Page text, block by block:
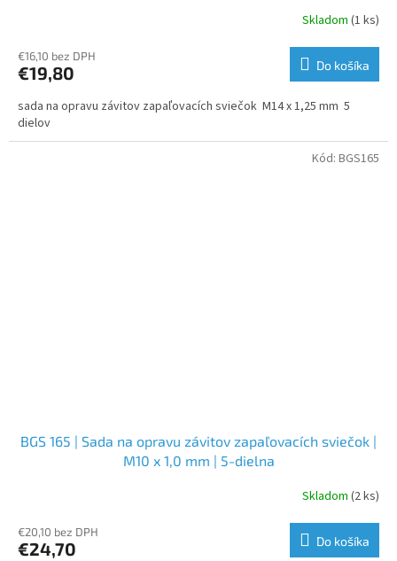
Skladom (1 ks)
€16,10 bez DPH
€19,80 Do košíka
sada na opravu závitov zapaľovacích sviečok M14 x 1,25 mm 5
dielov
BGS 165 | Sada na opravu závitov zapaľovacích sviečok |
M10 x 1,0 mm | 5-dielna
Skladom (2 ks)
€20,10 bez DPH
€24,70 Do košíka
Kód: BGS165